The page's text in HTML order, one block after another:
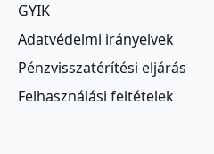
GYIK
Adatvédelmi irányelvek
Pénzvisszatérítési eljárás
Felhasználási feltételek